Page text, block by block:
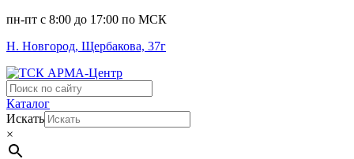
пн-пт c 8:00 до 17:00 по МСК
Н. Новгород, Щербакова, 37г
Поиск
...
Каталог
Искать
×